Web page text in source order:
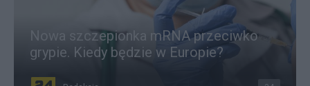
Nowa szczepionka mRNA przeciwko
grypie. Kiedy będzie w Europie?